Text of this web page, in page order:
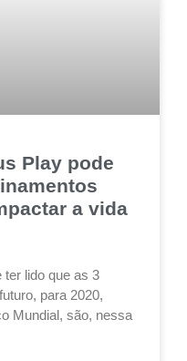
Play pode
a vida
ter lido que as 3
para 2020,
Mundial, são, nessa